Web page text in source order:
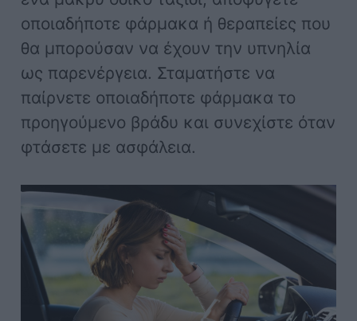
οποιαδήποτε φάρμακα ή θεραπείες που
θα μπορούσαν να έχουν την υπνηλία
ως παρενέργεια. Σταματήστε να
παίρνετε οποιαδήποτε φάρμακα το
προηγούμενο βράδυ και συνεχίστε όταν
φτάσετε με ασφάλεια.